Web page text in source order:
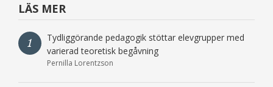
LÄS MER
1
Tydliggörande pedagogik stöttar elevgrupper med
varierad teoretisk begåvning
Pernilla Lorentzson